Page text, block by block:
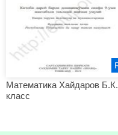
Математика Хайдаров
класс